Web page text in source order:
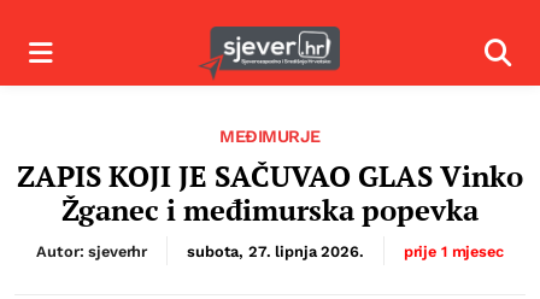
Izbornik
MEĐIMURJE
ZAPIS KOJI JE SAČUVAO GLAS Vinko
Žganec i međimurska popevka
Autor: sjeverhr subota, 27. lipnja 2026. prije 1 mjesec